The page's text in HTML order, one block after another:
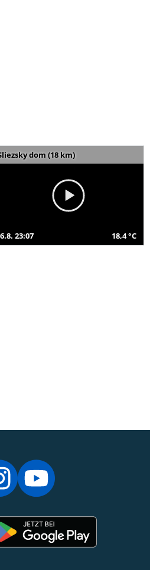
dom (18 km)
6.8. 23:07 18,4 °C